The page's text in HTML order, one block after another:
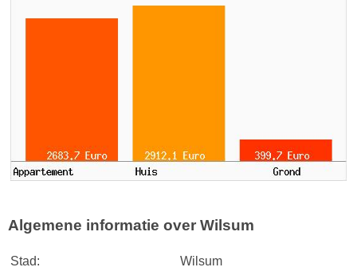
Algemene informatie over Wilsum
Stad:
Wilsum